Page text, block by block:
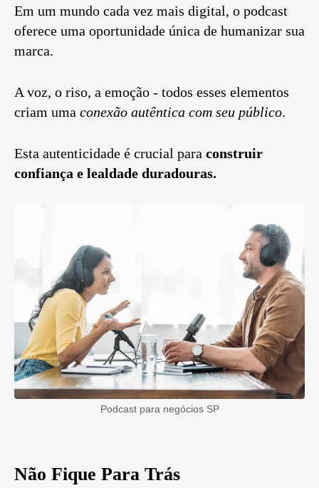
Em um mundo cada vez mais digital, o podcast
oferece uma oportunidade única de humanizar sua
marca.
A voz, o riso, a emoção - todos esses elementos
criam uma conexão autêntica com seu público.
Esta autenticidade é crucial para construir
confiança e lealdade duradouras.
Podcast para negócios SP
Não Fique Para Trás